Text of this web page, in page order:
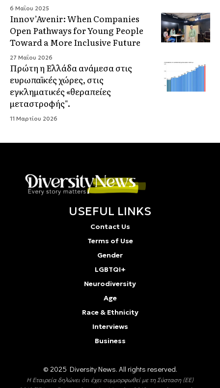
6 Μαΐου 2025
Innov’Avenir: When Companies
Open Pathways for Young People
Toward a More Inclusive Future
27 Μαΐου 2026
Πρώτη η Ελλάδα ανάμεσα στις
ευρωπαϊκές χώρες, στις
εγκληματικές «θεραπείες
μεταστροφής".
11 Μαρτίου 2026
USEFUL LINKS
Contact Us
Terms of Use
Gender
LGBTQI+
Neurodiversity
Age
Race & Ethnicity
Interviews
Business
© 2025 Diversity Νews. All rights reserved.
Η Εταιρεία δηλώνει ότι έχει συμμορφωθεί με τη Σύσταση (ΕΕ)